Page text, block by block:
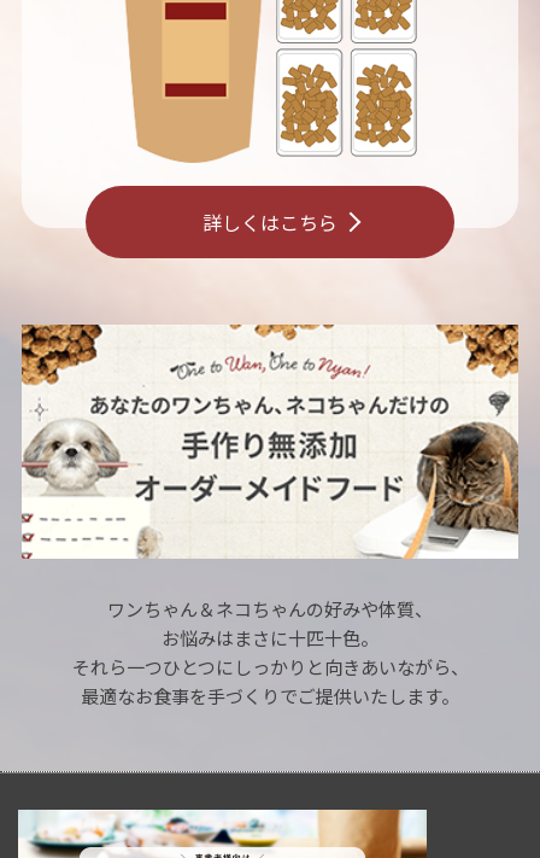
詳しくはこちら
ワンちゃん＆ネコちゃんの好みや体質、
お悩みはまさに十匹十色。
それら一つひとつにしっかりと向きあいながら、
最適なお食事を手づくりでご提供いたします。